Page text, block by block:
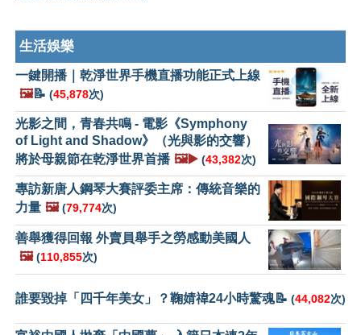
生活娛樂
一鍵開播｜乾淨世界手機直播功能正式上線
🖼️📝 (45,878次)
光影之間，青春共鳴 - 電影《Symphony
of Light and Shadow》（光與影的交響）
將於母親節在乾淨世界首播 🖼️▶️ (43,382次)
專訪新唐人鋼琴大賽評委主席：傳統音樂的
力量 🖼️ (79,774次)
善舉獲得回報 外賣員舉手之勞感動美國人
🖼️ (110,855次)
誰要毀掉「四千年美女」？鞠婧禕24小時驚魂📝 (44,082次)